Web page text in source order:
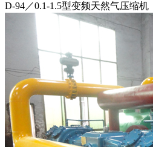
D-94／0.1-1.5型变频天然气压缩机